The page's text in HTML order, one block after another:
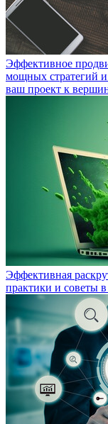
Эффективное
мощных стратегий
ваш проект к
Эффективная
практики и советы